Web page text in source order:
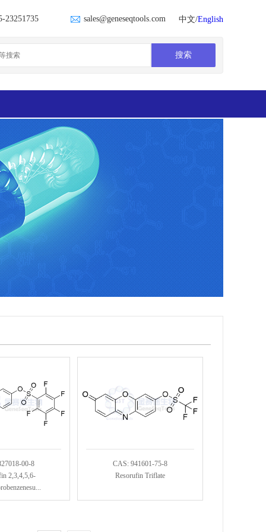
23251735 sales@geneseqtools.com 中文/English
00-8
2,3,4,5,6-
CAS: 941601-75-8
Resorufin Triflate